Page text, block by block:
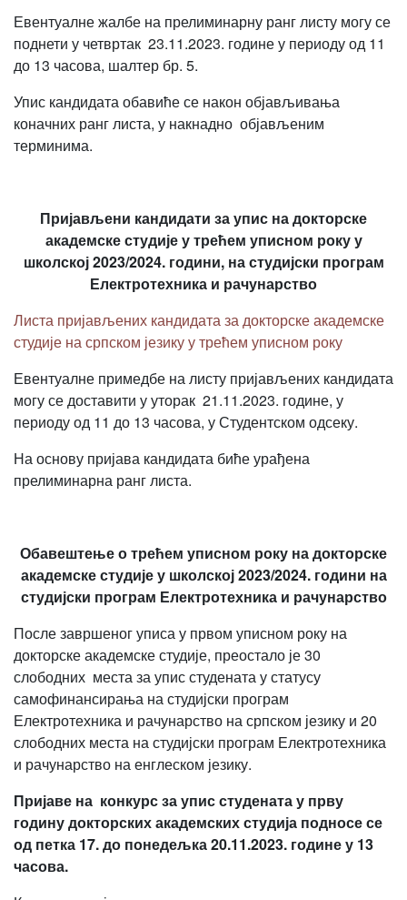
Евентуалне жалбе на прелиминарну ранг листу могу се
поднети у четвртак 23.11.2023. године у периоду од 11
до 13 часова, шалтер бр. 5.
Упис кандидата обавиће се након објављивања
коначних ранг листа, у накнадно објављеним
терминима.
Пријављени кандидати за упис на докторске
академске студије у трећем уписном року у
школској 2023/2024. години, на студијски програм
Електротехника и рачунарство
Листа пријављених кандидата за докторске академске
студије на српском језику у трећем уписном року
Евентуалне примедбе на листу пријављених кандидата
могу се доставити у уторак 21.11.2023. године, у
периоду од 11 до 13 часова, у Студентском одсеку.
На основу пријава кандидата биће урађена
прелиминарна ранг листа.
Обавештење о трећем уписном року на докторске
академске студије у школској 2023/2024. години на
студијски програм Електротехника и рачунарство
После завршеног уписа у првом уписном року на
докторске академске студије, преостало је 30
слободних места за упис студената у статусу
самофинансирања на студијски програм
Електротехника и рачунарство на српском језику и 20
слободних места на студијски програм Електротехника
и рачунарство на енглеском језику.
Пријаве на конкурс за упис студената у прву
годину докторских академских студија подносе се
од петка 17. до понедељка 20.11.2023. године у 13
часова.